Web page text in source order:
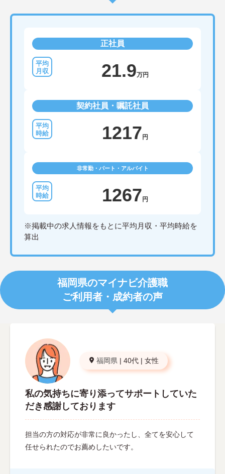
正社員
21.9万円
契約社員・嘱託社員
1217 円
非常勤・パート・アルバイト
1267 円
※掲載中の求人情報をもとに平均月収・平均時給を
算出
福岡県のマイナビ介護職
ご利用者・成約者の声
福岡県 | 40代 | 女性
私の気持ちに寄り添ってサポートしていた
だき感謝しております
担当の方の対応が非常に良かったし、全てを安心して
任せられたのでお薦めしたいです。